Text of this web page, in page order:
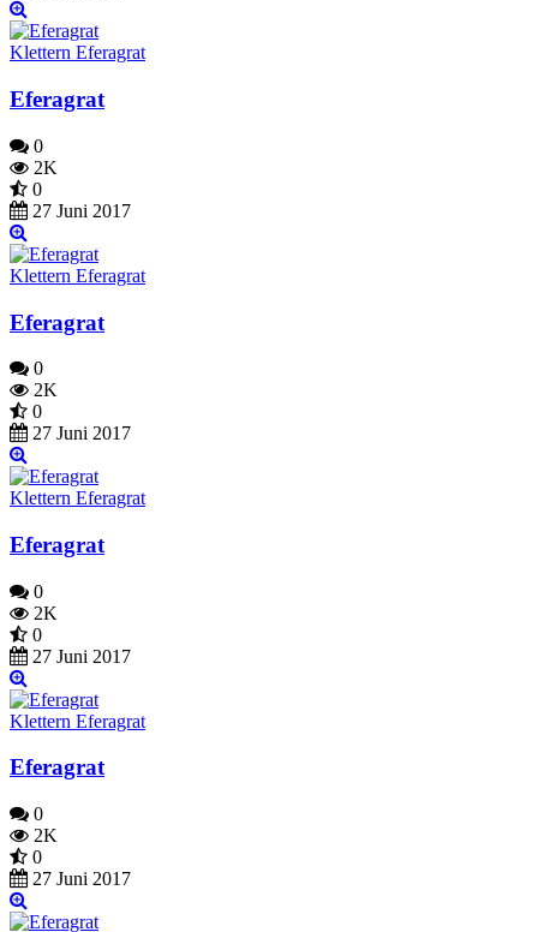
Klettern Eferagrat
Eferagrat
0
2K
0
27 Juni 2017
Klettern Eferagrat
Eferagrat
0
2K
0
27 Juni 2017
Klettern Eferagrat
Eferagrat
0
2K
0
27 Juni 2017
Klettern Eferagrat
Eferagrat
0
2K
0
27 Juni 2017